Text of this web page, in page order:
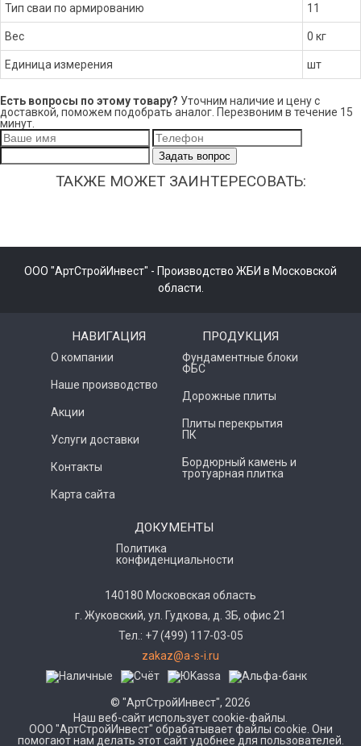
Тип сваи по армированию 11
Вес 0 кг
Единица измерения шт
Есть вопросы по этому товару? Уточним наличие и цену с
доставкой, поможем подобрать аналог. Перезвоним в течение 15
минут.
Задать вопрос
ТАКЖЕ МОЖЕТ ЗАИНТЕРЕСОВАТЬ:
ООО "АртСтройИнвест" - Производство ЖБИ в Московской
области.
НАВИГАЦИЯ
О компании
Наше производство
Акции
Услуги доставки
Контакты
Карта сайта
ПРОДУКЦИЯ
Фундаментные блоки
ФБС
Дорожные плиты
Плиты перекрытия
ПК
Бордюрный камень и
тротуарная плитка
ДОКУМЕНТЫ
Политика
конфиденциальности
140180 Московская область
г. Жуковский, ул. Гудкова, д. 3Б, офис 21
Тел.: +7 (499) 117-03-05
zakaz@a-s-i.ru
© "АртСтройИнвест", 2026
Наш веб-сайт использует cookie-файлы.
ООО "АртСтройИнвест" обрабатывает файлы cookie. Они
помогают нам делать этот сайт удобнее для пользователей.